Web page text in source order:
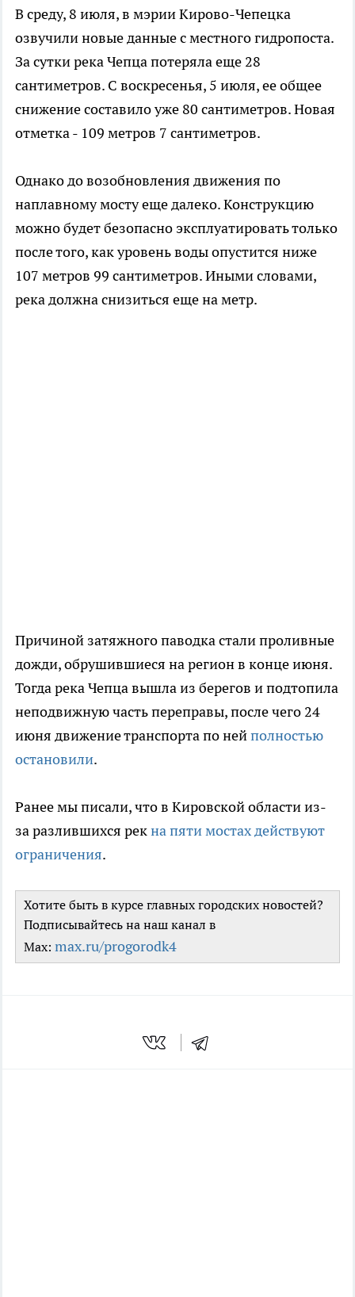
В среду, 8 июля, в мэрии Кирово-Чепецка
озвучили новые данные с местного гидропоста.
За сутки река Чепца потеряла еще 28
сантиметров. С воскресенья, 5 июля, ее общее
снижение составило уже 80 сантиметров. Новая
отметка - 109 метров 7 сантиметров.
Однако до возобновления движения по
наплавному мосту еще далеко. Конструкцию
можно будет безопасно эксплуатировать только
после того, как уровень воды опустится ниже
107 метров 99 сантиметров. Иными словами,
река должна снизиться еще на метр.
Причиной затяжного паводка стали проливные
дожди, обрушившиеся на регион в конце июня.
Тогда река Чепца вышла из берегов и подтопила
неподвижную часть переправы, после чего 24
июня движение транспорта по нейполностью
остановили.
Ранее мы писали, что в Кировской области из-
за разлившихся рекна пяти мостах действуют
ограничения.
Хотите быть в курсе главных городских новостей?
Подписывайтесь на наш канал в
Max: max.ru/progorodk4